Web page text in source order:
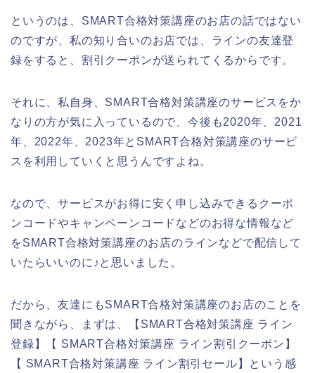
というのは、SMART合格対策講座のお店の話ではない
のですが、私の知り合いのお店では、ラインの友達登
録をすると、割引クーポンが送られてくるからです。
それに、私自身、SMART合格対策講座のサービスをか
なりの方が気に入っているので、今後も2020年、2021
年、2022年、2023年とSMART合格対策講座のサービ
スを利用していくと思うんですよね。
なので、サービスがお得に安く申し込みできるクーポ
ンコードやキャンペーンコードなどのお得な情報など
をSMART合格対策講座のお店のラインなどで配信して
いたらいいのに♪と思いました。
だから、友達にもSMART合格対策講座のお店のことを
聞きながら、まずは、【SMART合格対策講座 ライン
登録】【 SMART合格対策講座 ライン割引クーポン】
【 SMART合格対策講座 ライン割引セール】という感